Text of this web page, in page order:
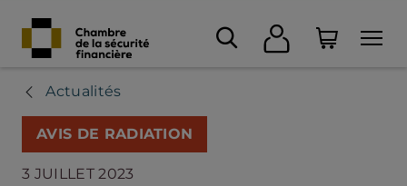
Actualités
AVIS DE RADIATION
3 JUILLET 2023